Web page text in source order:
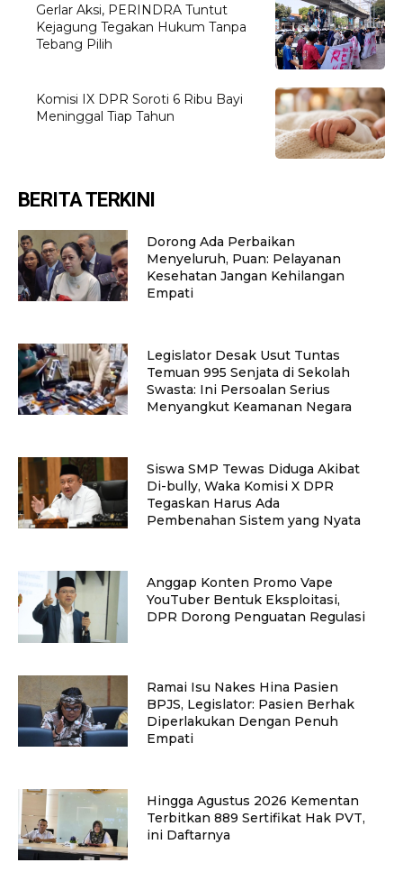
Gerlar Aksi, PERINDRA Tuntut
Kejagung Tegakan Hukum Tanpa
Tebang Pilih
Komisi IX DPR Soroti 6 Ribu Bayi
Meninggal Tiap Tahun
BERITA TERKINI
Dorong Ada Perbaikan
Menyeluruh, Puan: Pelayanan
Kesehatan Jangan Kehilangan
Empati
Legislator Desak Usut Tuntas
Temuan 995 Senjata di Sekolah
Swasta: Ini Persoalan Serius
Menyangkut Keamanan Negara
Siswa SMP Tewas Diduga Akibat
Di-bully, Waka Komisi X DPR
Tegaskan Harus Ada
Pembenahan Sistem yang Nyata
Anggap Konten Promo Vape
YouTuber Bentuk Eksploitasi,
DPR Dorong Penguatan Regulasi
Ramai Isu Nakes Hina Pasien
BPJS, Legislator: Pasien Berhak
Diperlakukan Dengan Penuh
Empati
Hingga Agustus 2026 Kementan
Terbitkan 889 Sertifikat Hak PVT,
ini Daftarnya